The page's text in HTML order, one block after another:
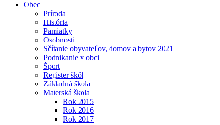
Obec
Príroda
História
Pamiatky
Osobnosti
Sčítanie obyvateľov, domov a bytov 2021
Podnikanie v obci
Šport
Register škôl
Základná škola
Materská škola
Rok 2015
Rok 2016
Rok 2017